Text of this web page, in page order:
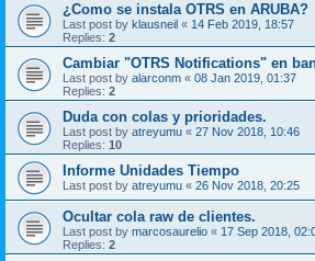
¿Como se instala OTRS en ARUBA?
Last post by klausneil « 14 Feb 2019, 18:57
Replies: 2
Cambiar "OTRS Notifications" en
Last post by alarconm « 08 Jan 2019, 01:37
Replies: 2
Duda con colas y prioridades.
Last post by atreyumu « 27 Nov 2018, 10:46
Replies: 10
Informe Unidades Tiempo
Last post by atreyumu « 26 Nov 2018, 20:25
Ocultar cola raw de clientes.
Last post by marcosaurelio « 17 Sep 2018,
Replies: 2